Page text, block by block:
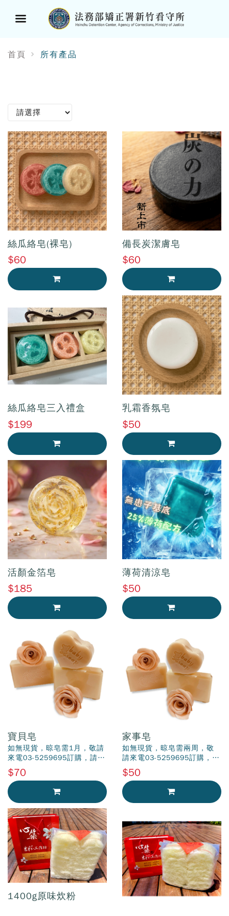
單
鈕
首頁 所有產品
絲瓜絡皂(裸皂)
$60
備長炭潔膚皂
$60
絲瓜絡皂三入禮盒
$199
乳霜香氛皂
$50
活顏金箔皂
$185
薄荷清涼皂
$50
寶貝皂
如無現貨，晾皂需1月，敬請
來電03-5259695訂購，請見
諒
$70
家事皂
如無現貨，晾皂需兩周，敬
請來電03-5259695訂購，請
見諒。
$50
1400g原味炊粉